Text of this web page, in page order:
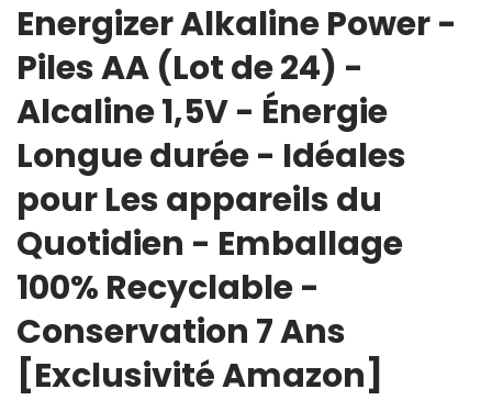
Energizer Alkaline Power -
Piles AA (Lot de 24) -
Alcaline 1,5V - Énergie
Longue durée - Idéales
pour Les appareils du
Quotidien - Emballage
100% Recyclable -
Conservation 7 Ans
[Exclusivité Amazon]